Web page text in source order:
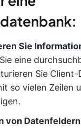
Sie
eine
Sie Client-
so vielen Zeilen
von Datenfeldern